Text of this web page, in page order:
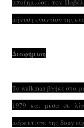
αποζημιώσει τον
μήνυση εναντίον της
Διαφήμιση
Το walkman βγήκε στα
1979 και μέσα σε
μάρκετινγκ της Sony